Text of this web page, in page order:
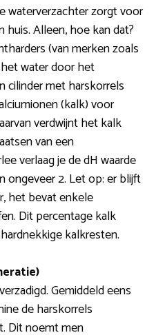
waterverzachter zorgt voor
huis. Alleen, hoe kan dat?
(van merken zoals
water door het
cilinder met harskorrels
(kalk) voor
verdwijnt het kalk
van een
verlaag je de dH waarde
ongeveer 2. Let op: er blijft
het bevat enkele
Dit percentage kalk
kalkresten.
Gemiddeld eens
de harskorrels
Dit noemt men